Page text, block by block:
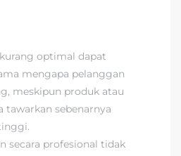
optimal dapat
mengapa pelanggan
meskipun produk atau
tawarkan sebenarnya
secara profesional tidak